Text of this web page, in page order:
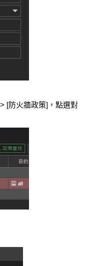
[防火牆政策]，點選對